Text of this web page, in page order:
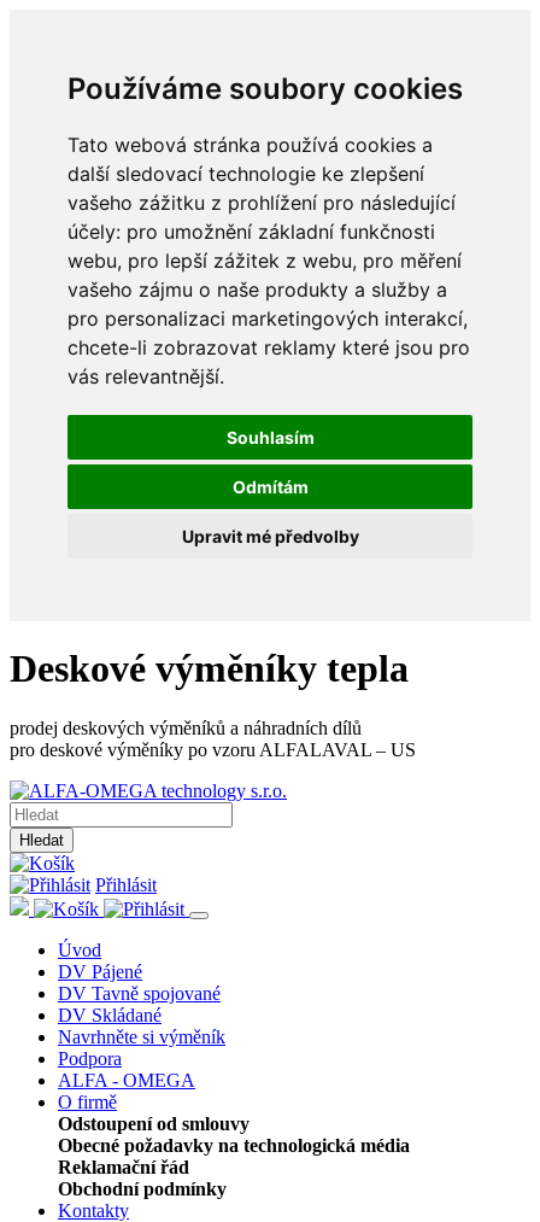
Používáme soubory cookies
Tato webová stránka používá cookies a
další sledovací technologie ke zlepšení
vašeho zážitku z prohlížení pro následující
účely: pro umožnění základní funkčnosti
webu, pro lepší zážitek z webu, pro měření
vašeho zájmu o naše produkty a služby a
pro personalizaci marketingových interakcí,
chcete-li zobrazovat reklamy které jsou pro
vás relevantnější.
Souhlasím
Odmítám
Upravit mé předvolby
Deskové výměníky tepla
prodej deskových výměníků a náhradních dílů
pro deskové výměníky po vzoru ALFALAVAL – US
Hledat
Přihlásit
Úvod
DV Pájené
DV Tavně spojované
DV Skládané
Navrhněte si výměník
Podpora
ALFA - OMEGA
O firmě
Odstoupení od smlouvy
Obecné požadavky na technologická média
Reklamační řád
Obchodní podmínky
Kontakty